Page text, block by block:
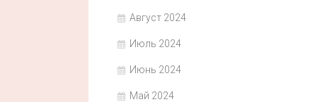
Август 2024
Июль 2024
Июнь 2024
Май 2024